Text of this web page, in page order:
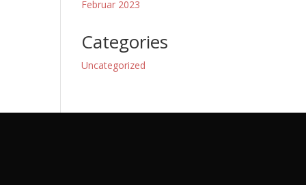
Februar 2023
Categories
Uncategorized